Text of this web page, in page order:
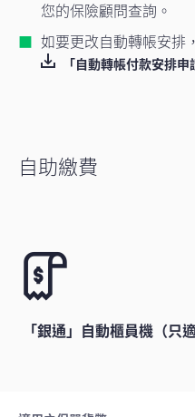
您的保險顧問查詢。
如要更改自動轉帳安排
「自動轉帳付款安排申
自助繳費
「銀通」自動櫃員機（只